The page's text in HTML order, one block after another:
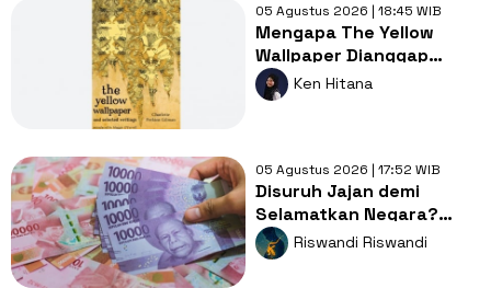
05 Agustus 2026 | 18:45 WIB
Mengapa The Yellow
Wallpaper Dianggap
Karya Sastra dengan
Kritik Feminisme?
Ken Hitana
05 Agustus 2026 | 17:52 WIB
Disuruh Jajan demi
Selamatkan Negara?
Dompet Kita: Giliran Gue
Lagi?
Riswandi Riswandi